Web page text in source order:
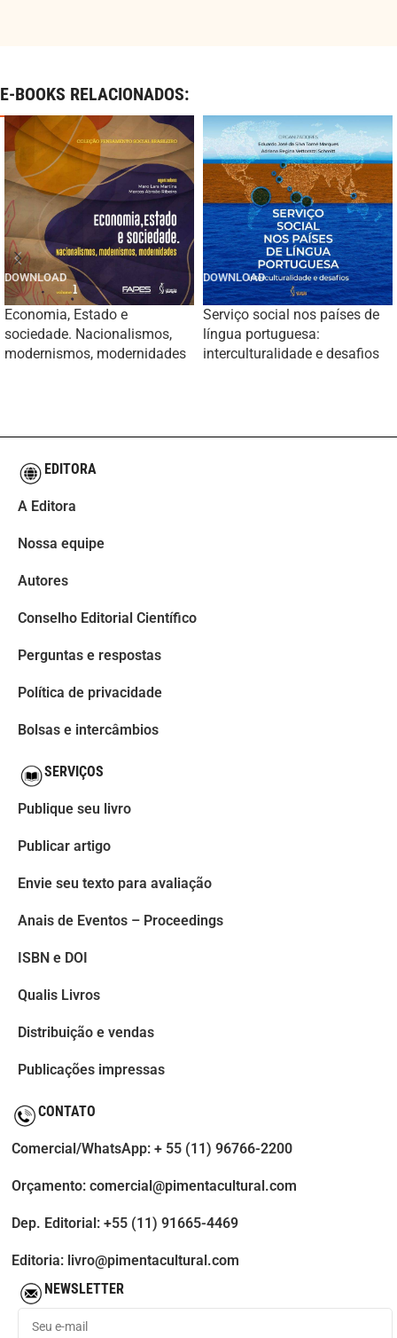
E-BOOKS RELACIONADOS:
Economia, Estado e
sociedade. Nacionalismos,
modernismos, modernidades
Serviço social nos países de
língua portuguesa:
interculturalidade e desafios
EDITORA
A Editora
Nossa equipe
Autores
Conselho Editorial Científico
Perguntas e respostas
Política de privacidade
Bolsas e intercâmbios
SERVIÇOS
Publique seu livro
Publicar artigo
Envie seu texto para avaliação
Anais de Eventos – Proceedings
ISBN e DOI
Qualis Livros
Distribuição e vendas
Publicações impressas
CONTATO
Comercial/WhatsApp: + 55 (11) 96766-2200
Orçamento: comercial@pimentacultural.com
Dep. Editorial: +55 (11) 91665-4469
Editoria: livro@pimentacultural.com
NEWSLETTER